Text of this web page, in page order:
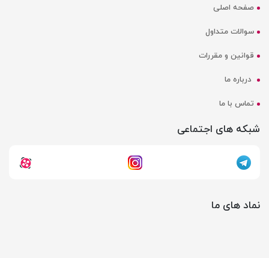
صفحه اصلی
سوالات متداول
قوانین و مقررات
درباره ما
تماس با ما
شبکه های اجتماعی
نماد های ما